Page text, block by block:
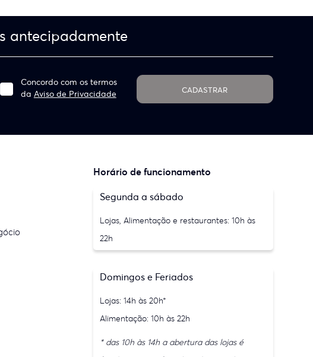
antecipadamente
Concordo com os termos
da Aviso de Privacidade CADASTRAR
Horário de funcionamento
Segunda a sábado
Lojas, Alimentação e restaurantes: 10h às
22h
Domingos e Feriados
Lojas: 14h às 20h*
Alimentação: 10h às 22h
* das 10h às 14h a abertura das lojas é